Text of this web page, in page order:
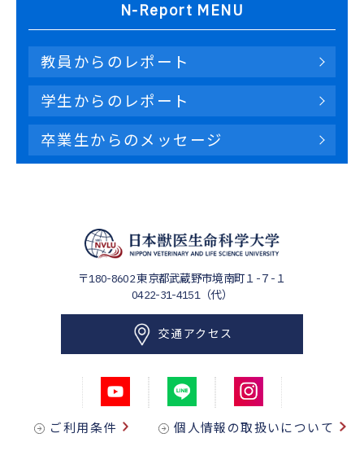
N-Report MENU
教員からのレポート
学生からのレポート
卒業生からのメッセージ
〒180-8602東京都武蔵野市境南町１-７-１
0422-31-4151（代）
交通アクセス
ご利用条件 個人情報の取扱いについて